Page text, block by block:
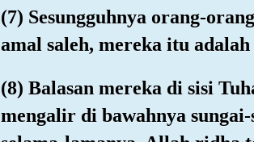
(7) Sesungguhnya orang-
amal saleh, mereka itu
(8) Balasan mereka di sisi
mengalir di bawahnya